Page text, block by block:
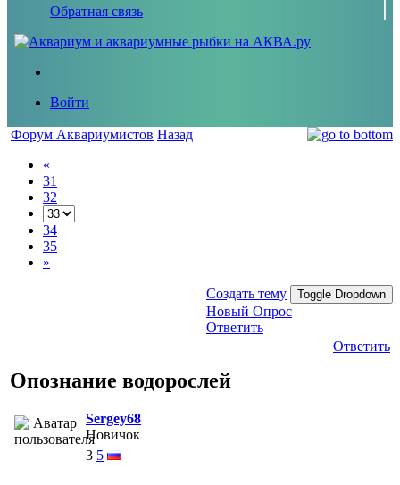
Обратная связь
Войти
Форум Аквариумистов Назад
«
31
32
34
35
»
Создать тему Toggle Dropdown
Новый Опрос
Ответить
Ответить
Опознание водорослей
Sergey68
Новичок
3 5